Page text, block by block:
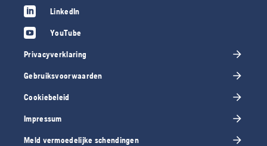
LinkedIn
YouTube
Privacyverklaring
Gebruiksvoorwaarden
Cookiebeleid
Impressum
Meld vermoedelijke schendingen